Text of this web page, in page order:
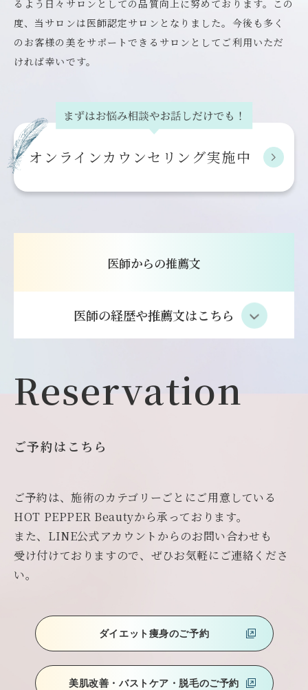
るよう日々サロンとしての品質向上に努めております。この
度、当サロンは医師認定サロンとなりました。今後も多く
のお客様の美をサポートできるサロンとしてご利用いただ
ければ幸いです。
オンライン カウンセリング実施中
医師からの推薦文
医師の経歴や推薦文はこちら
Reservation
ご予約はこちら
ご予約は、施術のカテゴリーごとにご用意している
HOT PEPPER Beautyから承っております。
また、LINE公式アカウントからのお問い合わせも
受け付けておりますので、ぜひお気軽にご連絡くださ
い。
ダイエット痩身のご予約
美肌改善・バストケア ・脱毛のご予約